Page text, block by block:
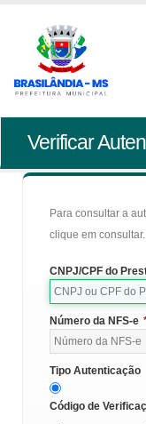
Verificar
Para consultar a
clique em consultar.
CNPJ/CPF do
Número da NFS-e
Tipo Autenticação
Código de